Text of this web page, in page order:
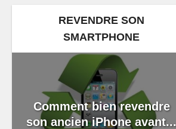
REVENDRE SON
SMARTPHONE
Comment bien revendre
son ancien iPhone avant...